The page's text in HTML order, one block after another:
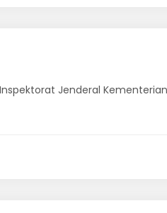
Jenderal